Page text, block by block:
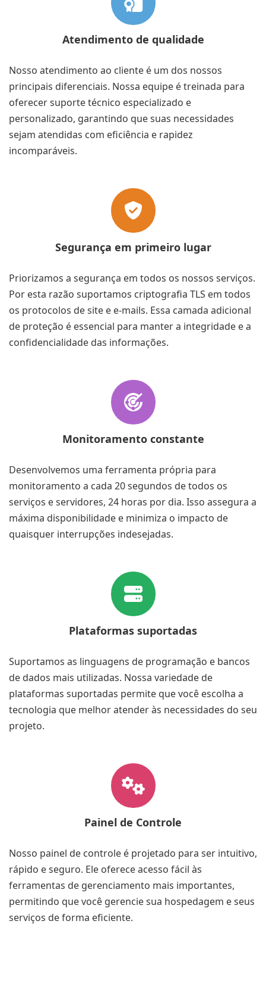
Atendimento de qualidade
Nosso atendimento ao cliente é um dos nossos
principais diferenciais. Nossa equipe é treinada para
oferecer suporte técnico especializado e
personalizado, garantindo que suas necessidades
sejam atendidas com eficiência e rapidez
incomparáveis.
Segurança em primeiro lugar
Priorizamos a segurança em todos os nossos serviços.
Por esta razão suportamos criptografia TLS em todos
os protocolos de site e e-mails. Essa camada adicional
de proteção é essencial para manter a integridade e a
confidencialidade das informações.
Monitoramento constante
Desenvolvemos uma ferramenta própria para
monitoramento a cada 20 segundos de todos os
serviços e servidores, 24 horas por dia. Isso assegura a
máxima disponibilidade e minimiza o impacto de
quaisquer interrupções indesejadas.
Plataformas suportadas
Suportamos as linguagens de programação e bancos
de dados mais utilizadas. Nossa variedade de
plataformas suportadas permite que você escolha a
tecnologia que melhor atender às necessidades do seu
projeto.
Painel de Controle
Nosso painel de controle é projetado para ser intuitivo,
rápido e seguro. Ele oferece acesso fácil às
ferramentas de gerenciamento mais importantes,
permitindo que você gerencie sua hospedagem e seus
serviços de forma eficiente.